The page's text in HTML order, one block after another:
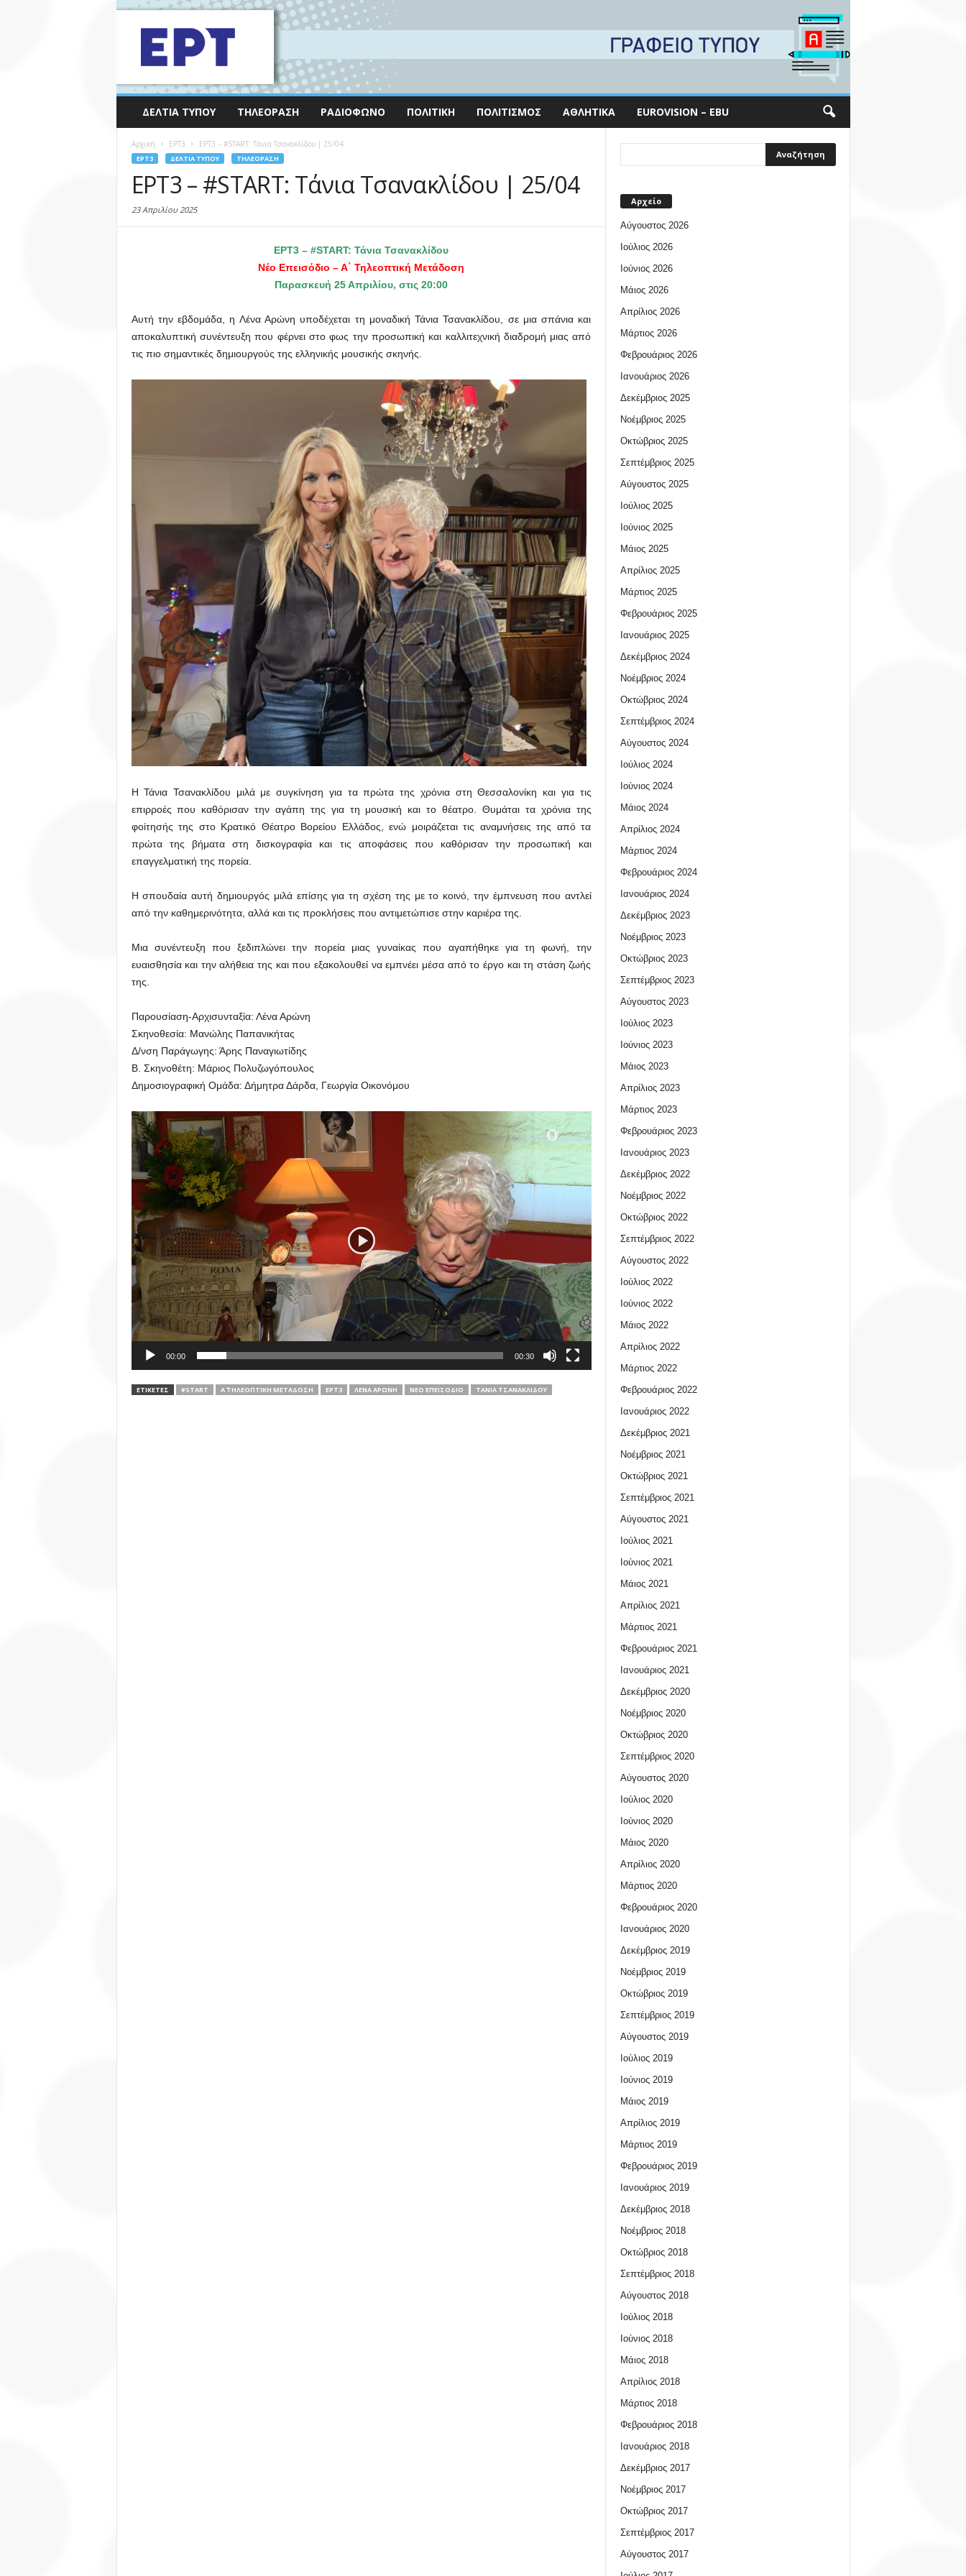
ΔΕΛΤΊΑ ΤΎΠΟΥ ΤΗΛΕΌΡΑΣΗ ΡΑΔΙΌΦΩΝΟ ΠΟΛΙΤΙΚΉ ΠΟΛΙΤΙΣΜΌΣ ΑΘΛΗΤΙΚΆ EUROVISION – EBU
Αρχική EΡΤ3 ΕΡΤ3 – #START: Τάνια Τσανακλίδου | 25/04
EΡΤ3 ΔΕΛΤΊΑ ΤΎΠΟΥ ΤΗΛΕΌΡΑΣΗ
ΕΡΤ3 – #START: Τάνια Τσανακλίδου | 25/04
23 Απριλίου 2025
ΕΡΤ3 – #START: Τάνια Τσανακλίδου
Νέο Επεισόδιο – Α΄ Τηλεοπτική Μετάδοση
Παρασκευή 25 Απριλίου, στις 20:00
Αυτή την εβδομάδα, η Λένα Αρώνη υποδέχεται τη μοναδική Τάνια Τσανακλίδου, σε μια σπάνια και
αποκαλυπτική συνέντευξη που φέρνει στο φως την προσωπική και καλλιτεχνική διαδρομή μιας από
τις πιο σημαντικές δημιουργούς της ελληνικής μουσικής σκηνής.
Η Τάνια Τσανακλίδου μιλά με συγκίνηση για τα πρώτα της χρόνια στη Θεσσαλονίκη και για τις
επιρροές που καθόρισαν την αγάπη της για τη μουσική και το θέατρο. Θυμάται τα χρόνια της
φοίτησής της στο Κρατικό Θέατρο Βορείου Ελλάδος, ενώ μοιράζεται τις αναμνήσεις της από τα
πρώτα της βήματα στη δισκογραφία και τις αποφάσεις που καθόρισαν την προσωπική και
επαγγελματική της πορεία.
Η σπουδαία αυτή δημιουργός μιλά επίσης για τη σχέση της με το κοινό, την έμπνευση που αντλεί
από την καθημερινότητα, αλλά και τις προκλήσεις που αντιμετώπισε στην καριέρα της.
Μια συνέντευξη που ξεδιπλώνει την πορεία μιας γυναίκας που αγαπήθηκε για τη φωνή, την
ευαισθησία και την αλήθεια της και που εξακολουθεί να εμπνέει μέσα από το έργο και τη στάση ζωής
της.
Παρουσίαση-Αρχισυνταξία: Λένα Αρώνη
Σκηνοθεσία: Μανώλης Παπανικήτας
Δ/νση Παράγωγης: Άρης Παναγιωτίδης
Β. Σκηνοθέτη: Μάριος Πολυζωγόπουλος
Δημοσιογραφική Ομάδα: Δήμητρα Δάρδα, Γεωργία Οικονόμου
Πρόγραμμα
Αναπαραγωγής
Βίντεο
00:00 00:30
ΕΤΙΚΕΤΕΣ #START Α΄ ΤΗΛΕΟΠΤΙΚΗ ΜΕΤΑΔΟΣΗ ΕΡΤ3 ΛΈΝΑ ΑΡΏΝΗ ΝΈΟ ΕΠΕΙΣΌΔΙΟ ΤΆΝΙΑ ΤΣΑΝΑΚΛΊΔΟΥ
Αρχείο
Αύγουστος 2026
Ιούλιος 2026
Ιούνιος 2026
Μάιος 2026
Απρίλιος 2026
Μάρτιος 2026
Φεβρουάριος 2026
Ιανουάριος 2026
Δεκέμβριος 2025
Νοέμβριος 2025
Οκτώβριος 2025
Σεπτέμβριος 2025
Αύγουστος 2025
Ιούλιος 2025
Ιούνιος 2025
Μάιος 2025
Απρίλιος 2025
Μάρτιος 2025
Φεβρουάριος 2025
Ιανουάριος 2025
Δεκέμβριος 2024
Νοέμβριος 2024
Οκτώβριος 2024
Σεπτέμβριος 2024
Αύγουστος 2024
Ιούλιος 2024
Ιούνιος 2024
Μάιος 2024
Απρίλιος 2024
Μάρτιος 2024
Φεβρουάριος 2024
Ιανουάριος 2024
Δεκέμβριος 2023
Νοέμβριος 2023
Οκτώβριος 2023
Σεπτέμβριος 2023
Αύγουστος 2023
Ιούλιος 2023
Ιούνιος 2023
Μάιος 2023
Απρίλιος 2023
Μάρτιος 2023
Φεβρουάριος 2023
Ιανουάριος 2023
Δεκέμβριος 2022
Νοέμβριος 2022
Οκτώβριος 2022
Σεπτέμβριος 2022
Αύγουστος 2022
Ιούλιος 2022
Ιούνιος 2022
Μάιος 2022
Απρίλιος 2022
Μάρτιος 2022
Φεβρουάριος 2022
Ιανουάριος 2022
Δεκέμβριος 2021
Νοέμβριος 2021
Οκτώβριος 2021
Σεπτέμβριος 2021
Αύγουστος 2021
Ιούλιος 2021
Ιούνιος 2021
Μάιος 2021
Απρίλιος 2021
Μάρτιος 2021
Φεβρουάριος 2021
Ιανουάριος 2021
Δεκέμβριος 2020
Νοέμβριος 2020
Οκτώβριος 2020
Σεπτέμβριος 2020
Αύγουστος 2020
Ιούλιος 2020
Ιούνιος 2020
Μάιος 2020
Απρίλιος 2020
Μάρτιος 2020
Φεβρουάριος 2020
Ιανουάριος 2020
Δεκέμβριος 2019
Νοέμβριος 2019
Οκτώβριος 2019
Σεπτέμβριος 2019
Αύγουστος 2019
Ιούλιος 2019
Ιούνιος 2019
Μάιος 2019
Απρίλιος 2019
Μάρτιος 2019
Φεβρουάριος 2019
Ιανουάριος 2019
Δεκέμβριος 2018
Νοέμβριος 2018
Οκτώβριος 2018
Σεπτέμβριος 2018
Αύγουστος 2018
Ιούλιος 2018
Ιούνιος 2018
Μάιος 2018
Απρίλιος 2018
Μάρτιος 2018
Φεβρουάριος 2018
Ιανουάριος 2018
Δεκέμβριος 2017
Νοέμβριος 2017
Οκτώβριος 2017
Σεπτέμβριος 2017
Αύγουστος 2017